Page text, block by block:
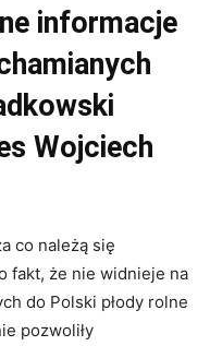
informacje
Wojciech
co należą się
fakt, że nie widnieje na
do Polski płody rolne
pozwoliły